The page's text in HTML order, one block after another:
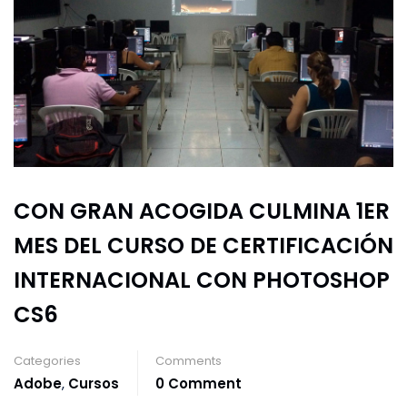
CON GRAN ACOGIDA CULMINA 1ER
MES DEL CURSO DE CERTIFICACIÓN
INTERNACIONAL CON PHOTOSHOP
CS6
Categories
Adobe, Cursos
Comments
0 Comment